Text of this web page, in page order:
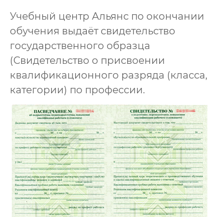
Учебный центр Альянс по окончании
обучения выдаёт свидетельство
государственного образца
(Свидетельство о присвоении
квалификационного разряда (класса,
категории) по профессии.